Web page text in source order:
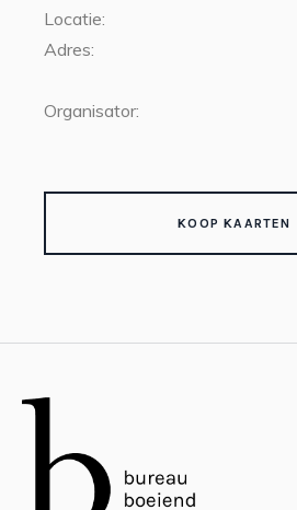
Locatie:
Adres:
Organisator:
KOOP KAARTEN